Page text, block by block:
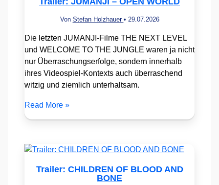
Von Stefan Holzhauer • 29.07.2026
Die letzten JUMANJI-Filme THE NEXT LEVEL
und WELCOME TO THE JUNGLE waren ja nicht
nur Überraschungserfolge, sondern innerhalb
ihres Videospiel-Kontexts auch überraschend
witzig und ziemlich unterhaltsam.
Read More »
Trailer: CHILDREN OF BLOOD AND
BONE